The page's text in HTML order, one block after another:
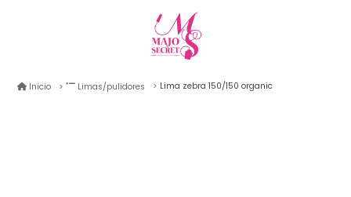
Inicio Limas/pulidores Lima zebra 150/150 organic